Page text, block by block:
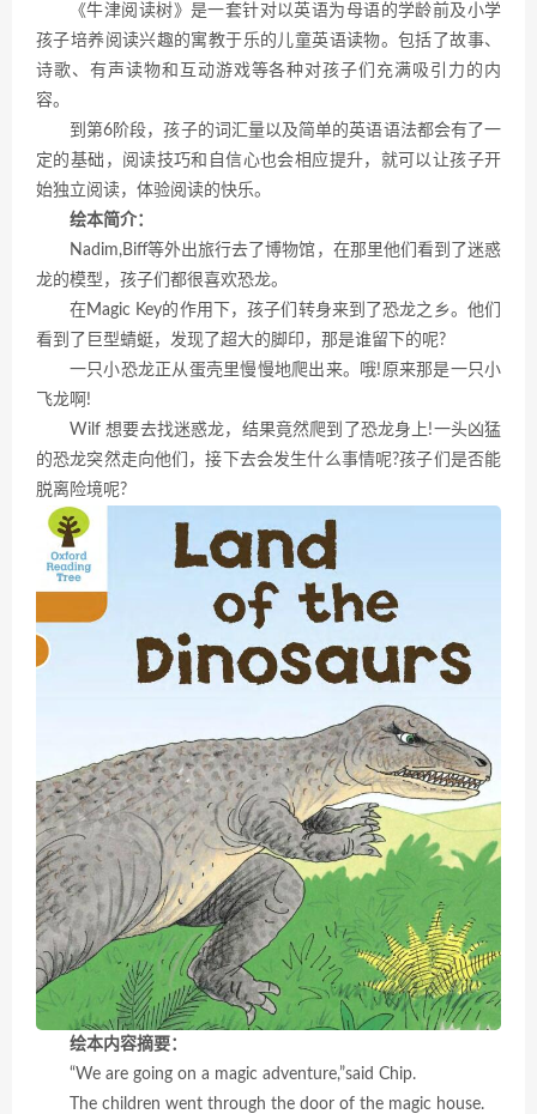
《牛津阅读树》是一套针对以英语为母语的学龄前及小学
孩子培养阅读兴趣的寓教于乐的儿童英语读物。包括了故事、
诗歌、有声读物和互动游戏等各种对孩子们充满吸引力的内
容。
到第6阶段，孩子的词汇量以及简单的英语语法都会有了一
定的基础，阅读技巧和自信心也会相应提升，就可以让孩子开
始独立阅读，体验阅读的快乐。
绘本简介：
Nadim,Biff等外出旅行去了博物馆，在那里他们看到了迷惑
龙的模型，孩子们都很喜欢恐龙。
在Magic Key的作用下，孩子们转身来到了恐龙之乡。他们
看到了巨型蜻蜓，发现了超大的脚印，那是谁留下的呢?
一只小恐龙正从蛋壳里慢慢地爬出来。哦!原来那是一只小
飞龙啊!
Wilf 想要去找迷惑龙，结果竟然爬到了恐龙身上!一头凶猛
的恐龙突然走向他们，接下去会发生什么事情呢?孩子们是否能
脱离险境呢?
绘本内容摘要：
“We are going on a magic adventure,”said Chip.
The children went through the door of the magic house.